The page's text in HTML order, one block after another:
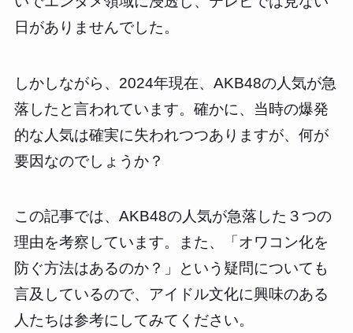
日がありませんでした。
しかしながら、2024年現在、AKB48の人気が急
落したと言われています。確かに、当時の爆発
的な人気は確実に失われつつありますが、何が
要因なのでしょうか？
この記事では、AKB48の人気が急落した３つの
理由を考察しています。また、「オワコン化を
防ぐ方法はあるのか？」という疑問についても
言及しているので、アイドル文化に興味のある
人たちは参考にしてみてください。